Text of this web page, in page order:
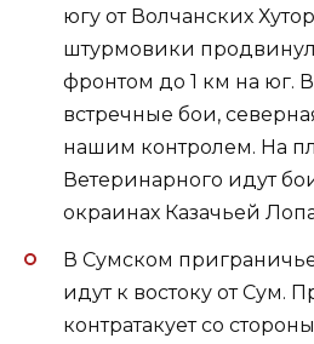
югу от Волчанских
штурмовики
фронтом до 1 км на юг.
встречные бои,
нашим контролем. На
Ветеринарного идут
окраинах Казачьей
В Сумском
идут к востоку от Сум.
контратакует со